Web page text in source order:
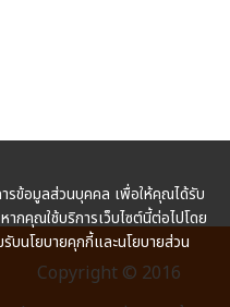
Copyright © 2016
รข้อมูลส่วนบุคคล เพื่อให้คุณได้รับ
กคุณใช้บริการเว็บไซต์นี้ต่อไปโดย
บนโยบายคุกกี้และนโยบายส่วน